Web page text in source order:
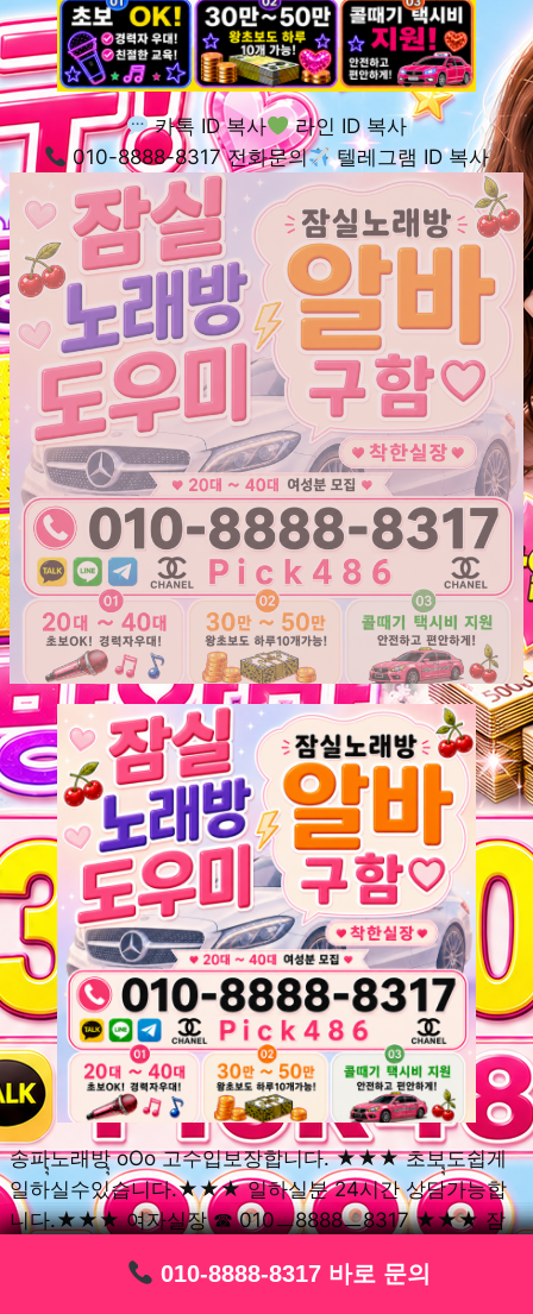
010-8888-8317 바로 문의
010-8888-8317 바로 문의
010-8888-8317 바로 문의
010-8888-8317 바로 문의
010-8888-8317 바로 문의
010-8888-8317 바로 문의
카톡 ID 복사
라인 ID 복사
010-8888-8317 전화문의
텔레그램 ID 복사
송파ุุ노래방ุุ oOo 고수입보장합니다. ★★★ 초보ุุ도쉽게
일하실수있습니다.★★★ 일하실분 24시간 상담가능합
니다.★★★ 여자실장 ☎ 010ㅡ8888ㅡ8317 ★★★ 잠
세요. 여성ㅣุุ알바ุุㅣ여기 신천동ุุ노래방ุุ ◞✿ 풍납동ุุ노래방ุุ
010-8888-8317 바로 문의
010-8888-8317 바로 문의
010-8888-8317 바로 문의